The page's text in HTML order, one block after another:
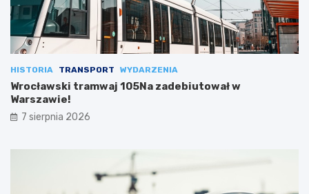
HISTORIA TRANSPORT WYDARZENIA
Wrocławski tramwaj 105Na zadebiutował w
Warszawie!
7 sierpnia 2026